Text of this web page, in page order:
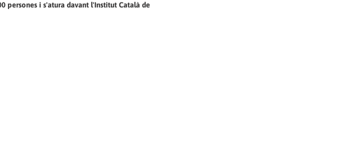
persones i s'atura davant l'Institut Català de